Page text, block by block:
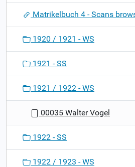
o
Matrikelbuch 4 - Scans
1920 / 1921 - WS
1921 - SS
1921 / 1922 - WS
00035 Walter Vogel
1922 - SS
1922 / 1923 - WS